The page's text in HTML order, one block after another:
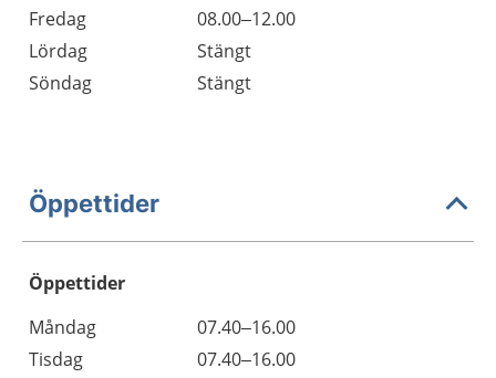
Fredag
08.00–12.00
Lördag
Stängt
Söndag
Stängt
Öppettider
Öppettider
Dag
Öppettider
Kommentarer
Måndag
07.40–16.00
Tisdag
07.40–16.00